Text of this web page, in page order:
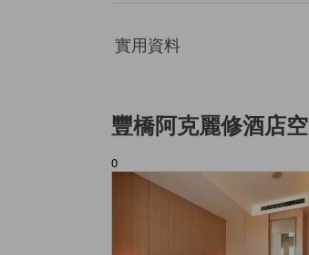
實用資料
豐橋阿克麗修酒店
0